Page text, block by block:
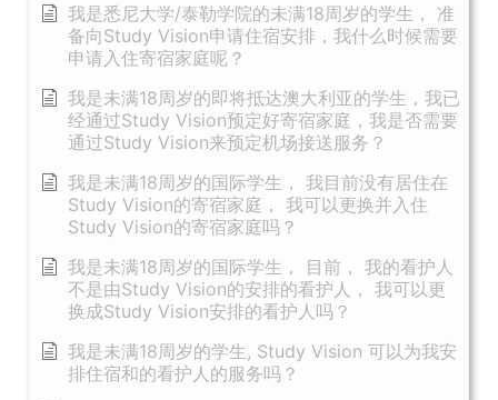
我是悉尼大学/泰勒学院的未满18周岁的学生， 准
备向Study Vision申请住宿安排，我什么时候需要
申请入住寄宿家庭呢？
我是未满18周岁的即将抵达澳大利亚的学生，我已
经通过Study Vision预定好寄宿家庭，我是否需要
通过Study Vision来预定机场接送服务？
我是未满18周岁的国际学生， 我目前没有居住在
Study Vision的寄宿家庭， 我可以更换并入住
Study Vision的寄宿家庭吗？
我是未满18周岁的国际学生， 目前， 我的看护人
不是由Study Vision的安排的看护人， 我可以更
换成Study Vision安排的看护人吗？
我是未满18周岁的学生, Study Vision 可以为我安
排住宿和的看护人的服务吗？